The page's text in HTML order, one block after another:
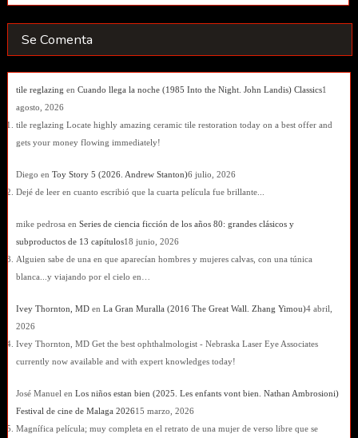
Se Comenta
tile reglazing en Cuando llega la noche (1985 Into the Night. John Landis) Classics1
agosto, 2026
tile reglazing Locate highly amazing ceramic tile restoration today on a best offer and
gets your money flowing immediately!
Diego en Toy Story 5 (2026. Andrew Stanton)6 julio, 2026
Dejé de leer en cuanto escribió que la cuarta película fue brillante...
mike pedrosa en Series de ciencia ficción de los años 80: grandes clásicos y
subproductos de 13 capítulos18 junio, 2026
Alguien sabe de una en que aparecían hombres y mujeres calvas, con una túnica
blanca...y viajando por el cielo en…
Ivey Thornton, MDen La Gran Muralla (2016 The Great Wall. Zhang Yimou)4 abril,
2026
Ivey Thornton, MD Get the best ophthalmologist - Nebraska Laser Eye Associates
currently now available and with expert knowledges today!
José Manuel en Los niños estan bien (2025. Les enfants vont bien. Nathan Ambrosioni)
Festival de cine de Malaga 202615 marzo, 2026
Magnífica película; muy completa en el retrato de una mujer de verso libre que se